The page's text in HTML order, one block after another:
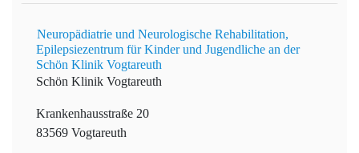
Neuropädiatrie und Neurologische Rehabilitation,
Epilepsiezentrum für Kinder und Jugendliche an der
Schön Klinik Vogtareuth
Schön Klinik Vogtareuth
Krankenhausstraße 20
83569 Vogtareuth